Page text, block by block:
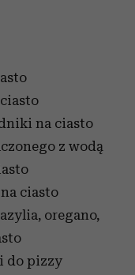
na ciasto
z wodą
ciasto
oregano,
do pizzy